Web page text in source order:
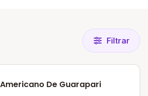
Filtrar
De Guarapari